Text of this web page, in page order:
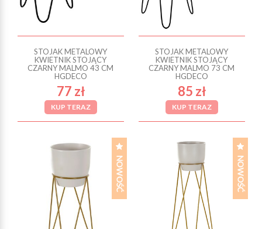
STOJAK METALOWY
KWIETNIK STOJĄCY
CZARNY MALMO 43 CM
HGDECO
77 zł
KUP TERAZ
STOJAK METALOWY
KWIETNIK STOJĄCY
CZARNY MALMO 73 CM
HGDECO
85 zł
KUP TERAZ